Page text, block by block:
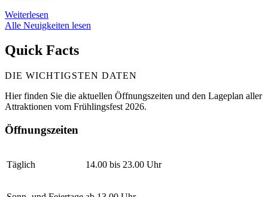
Weiterlesen
Alle Neuigkeiten lesen
Quick Facts
DIE WICHTIGSTEN DATEN
Hier finden Sie die aktuellen Öffnungszeiten und den Lageplan aller
Attraktionen vom Frühlingsfest 2026.
Öffnungszeiten
Täglich 14.00 bis 23.00 Uhr